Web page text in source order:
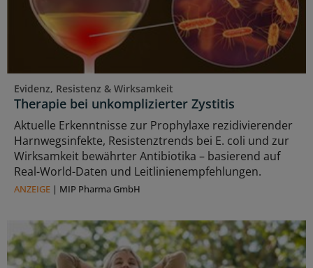
Evidenz, Resistenz & Wirksamkeit
Therapie bei unkomplizierter Zystitis
Aktuelle Erkenntnisse zur Prophylaxe rezidivierender
Harnwegsinfekte, Resistenztrends bei E. coli und zur
Wirksamkeit bewährter Antibiotika – basierend auf
Real-World-Daten und Leitlinienempfehlungen.
ANZEIGE | MIP Pharma GmbH